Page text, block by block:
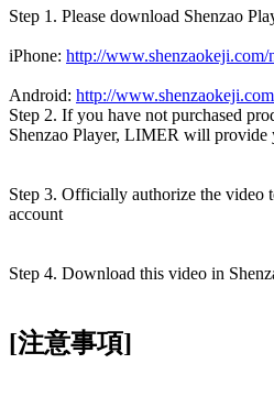
Step 1. Please download Shenzao
iPhone: http://
Android: http://
Step 2. If you have not purchased
Shenzao Player, LIMER will provide
Step 3. Officially authorize the video
account
Step 4. Download this video in
[注意事項]